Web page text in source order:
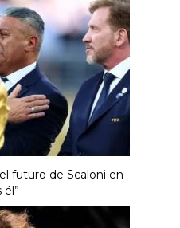
futuro de Scaloni en
él”